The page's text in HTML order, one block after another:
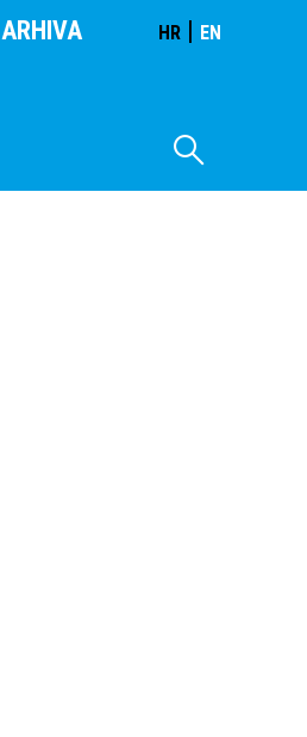
ARHIVA HR | EN